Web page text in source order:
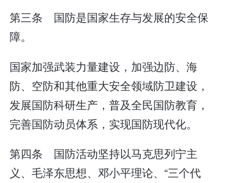
第三条 国防是国家生存与发展的安全保
障。
国家加强武装力量建设，加强边防、海
防、空防和其他重大安全领域防卫建设，
发展国防科研生产，普及全民国防教育，
完善国防动员体系，实现国防现代化。
第四条 国防活动坚持以马克思列宁主
义、毛泽东思想、邓小平理论、“三个代